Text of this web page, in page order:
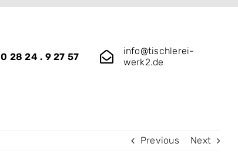
0 28 24 . 9 27 57
info@tischlerei-
werk2.de
Previous Next